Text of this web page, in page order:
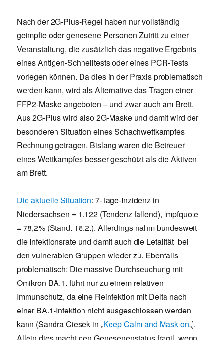
Nach der 2G-Plus-Regel haben nur vollständig
geimpfte oder genesene Personen Zutritt zu einer
Veranstaltung, die zusätzlich das negative Ergebnis
eines Antigen-Schnelltests oder eines PCR-Tests
vorlegen können. Da dies in der Praxis problematisch
werden kann, wird als Alternative das Tragen einer
FFP2-Maske angeboten – und zwar auch am Brett.
Aus 2G-Plus wird also 2G-Maske und damit wird der
besonderen Situation eines Schachwettkampfes
Rechnung getragen. Bislang waren die Betreuer
eines Wettkampfes besser geschützt als die Aktiven
am Brett.
Die aktuelle Situation: 7-Tage-Inzidenz in
Niedersachsen = 1.122 (Tendenz fallend), Impfquote
= 78,2% (Stand: 18.2.). Allerdings nahm bundesweit
die Infektionsrate und damit auch die Letalität bei
den vulnerablen Gruppen wieder zu. Ebenfalls
problematisch: Die massive Durchseuchung mit
Omikron BA.1. führt nur zu einem relativen
Immunschutz, da eine Reinfektion mit Delta nach
einer BA.1-Infektion nicht ausgeschlossen werden
kann (Sandra Ciesek in „Keep Calm and Mask on„).
Allein dies macht den Genesenenstatus fragil, wenn